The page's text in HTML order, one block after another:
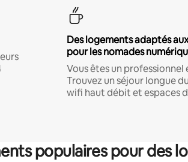
Des logements adaptés
pour les nomades
Vous êtes un professionnel
Trouvez un séjour longue
wifi haut débit et espaces
populaires pour des